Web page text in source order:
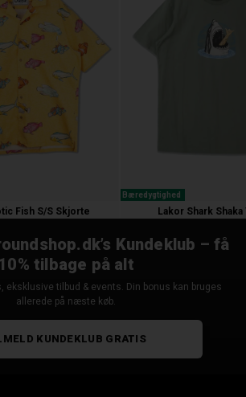
Fish S/S Skjorte
Bæredygtighed
Lakor Shark Shaka
Kundeklub – få
10% tilbage på alt
eksklusive tilbud & events. Din bonus kan bruges
allerede på næste køb.
KUNDEKLUB GRATIS